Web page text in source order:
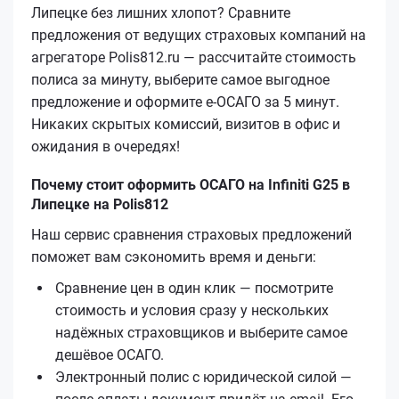
Липецке без лишних хлопот? Сравните
предложения от ведущих страховых компаний на
агрегаторе Polis812.ru — рассчитайте стоимость
полиса за минуту, выберите самое выгодное
предложение и оформите е‑ОСАГО за 5 минут.
Никаких скрытых комиссий, визитов в офис и
ожидания в очередях!
Почему стоит оформить ОСАГО на Infiniti G25 в
Липецке на Polis812
Наш сервис сравнения страховых предложений
поможет вам сэкономить время и деньги:
Сравнение цен в один клик — посмотрите
стоимость и условия сразу у нескольких
надёжных страховщиков и выберите самое
дешёвое ОСАГО.
Электронный полис с юридической силой —